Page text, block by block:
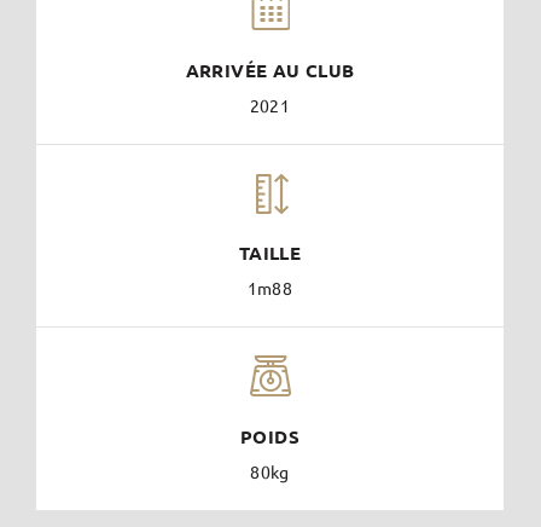
ARRIVÉE AU CLUB
2021
TAILLE
1m88
POIDS
80kg